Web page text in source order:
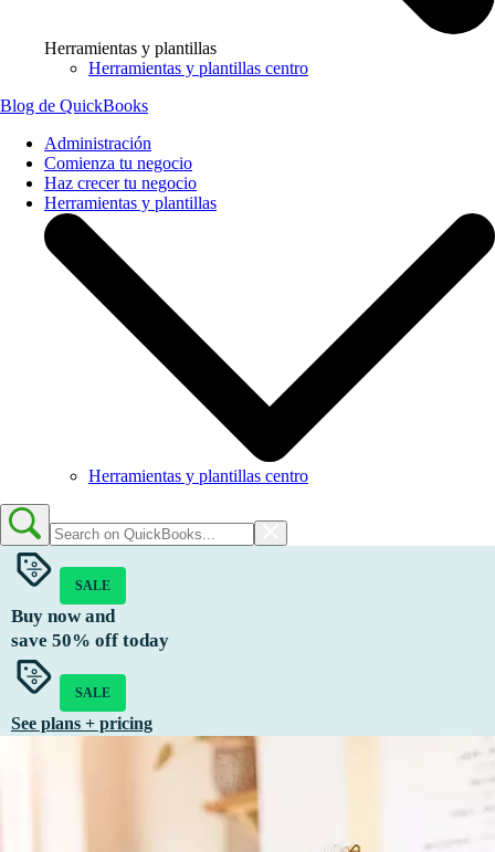
Herramientas y plantillas
Herramientas y plantillas centro
Blog de QuickBooks
Administración
Comienza tu negocio
Haz crecer tu negocio
Herramientas y plantillas
Herramientas y plantillas centro
SALE
Buy now and
save 50% off today
SALE
See plans + pricing